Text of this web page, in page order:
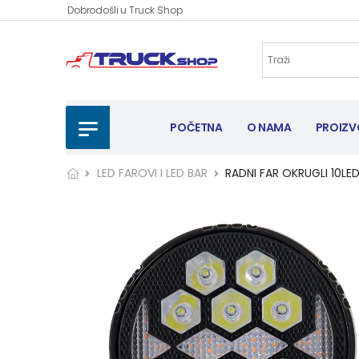
Dobrodošli u Truck Shop
POČETNA O NAMA
LED FAROVI I LED BAR RADNI FAR OKRUGLI